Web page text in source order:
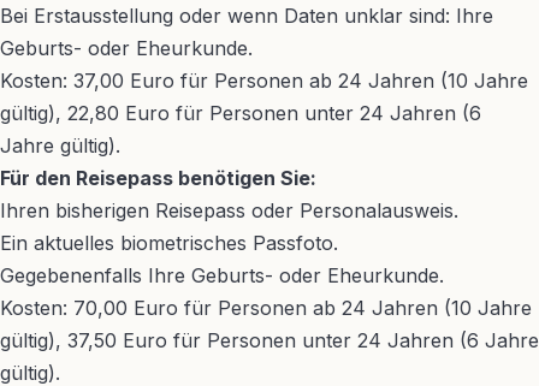
Bei Erstausstellung oder wenn Daten unklar sind: Ihre
Geburts- oder Eheurkunde.
Kosten: 37,00 Euro für Personen ab 24 Jahren (10 Jahre
gültig), 22,80 Euro für Personen unter 24 Jahren (6
Jahre gültig).
Für den Reisepass benötigen Sie:
Ihren bisherigen Reisepass oder Personalausweis.
Ein aktuelles biometrisches Passfoto.
Gegebenenfalls Ihre Geburts- oder Eheurkunde.
Kosten: 70,00 Euro für Personen ab 24 Jahren (10 Jahre
gültig), 37,50 Euro für Personen unter 24 Jahren (6 Jahre
gültig).